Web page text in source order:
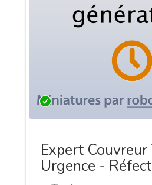
Expert Couvreur
Urgence -